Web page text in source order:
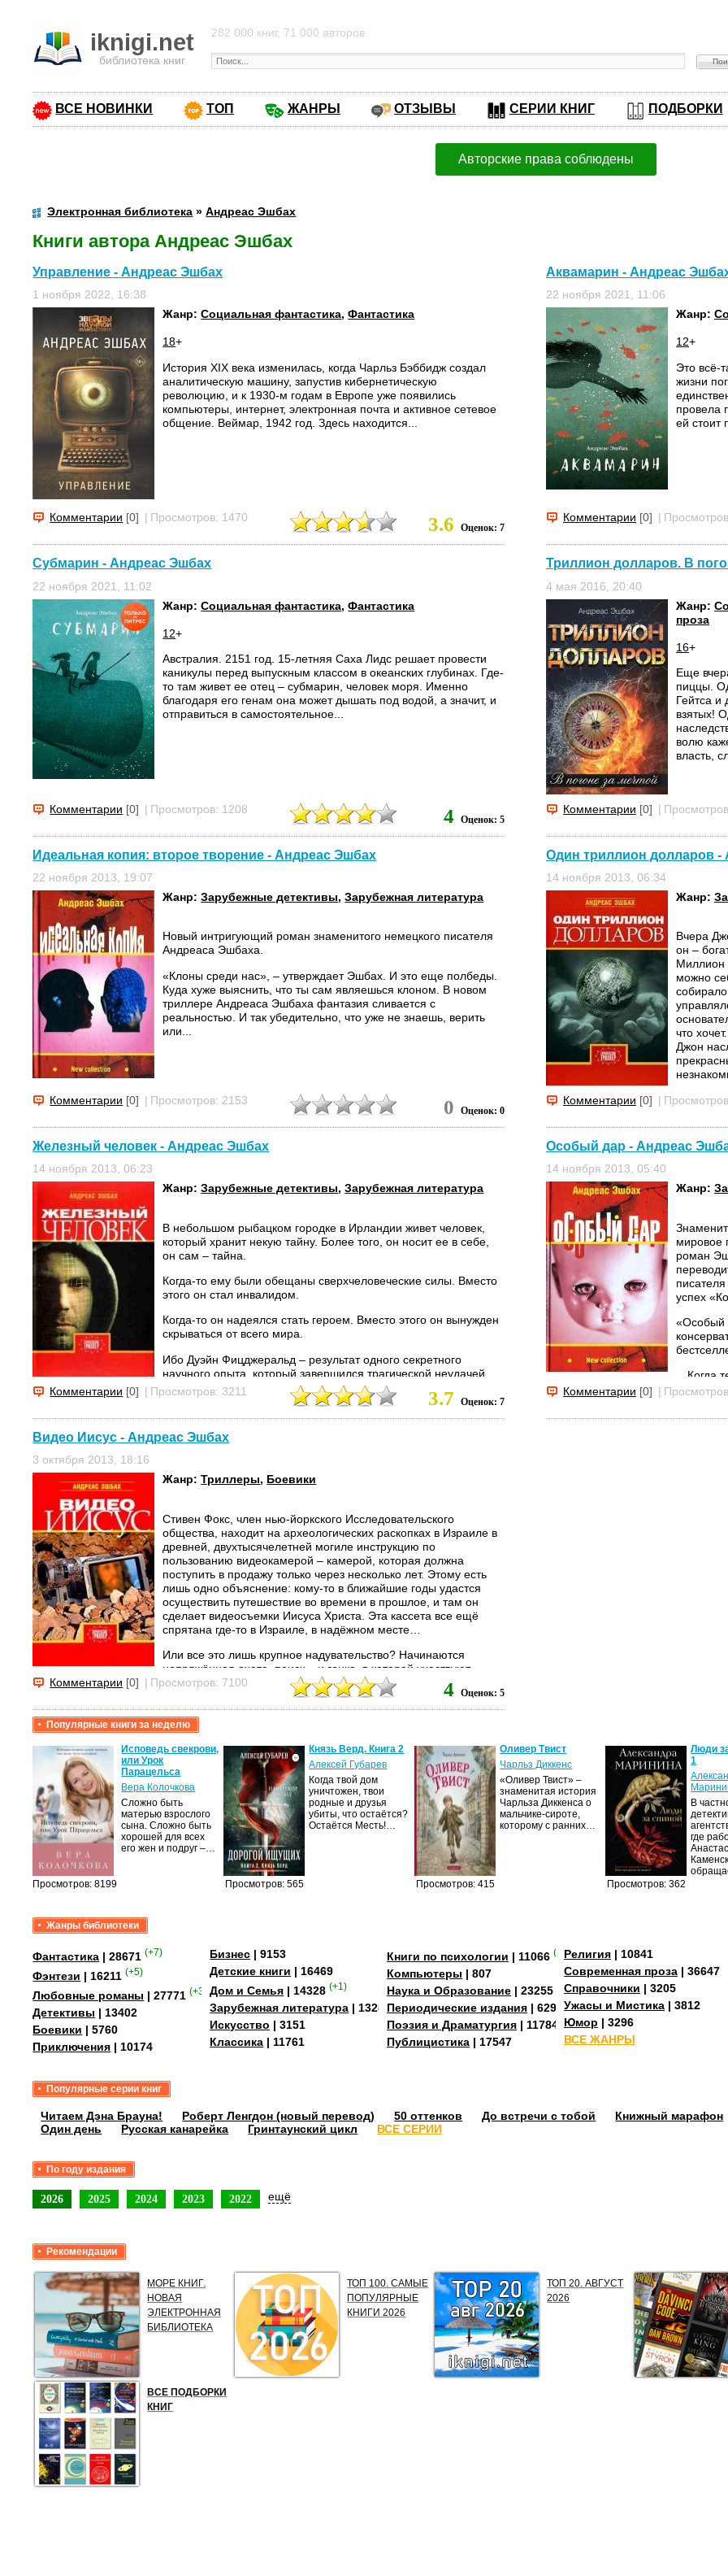
iknigi.net
библиотека книг
282 000 книг, 71 000 авторов
ВСЕ НОВИНКИ ТОП ЖАНРЫ ОТЗЫВЫ СЕРИИ КНИГ ПОДБОРКИ
Авторские права соблюдены
Электронная библиотека »Андреас Эшбах
Книги автора Андреас Эшбах
Управление - Андреас Эшбах
1 ноября 2022, 16:38
Жанр:Социальная фантастика,Фантастика
18+
История XIX века изменилась, когда Чарльз Бэббидж создал
аналитическую машину, запустив кибернетическую
революцию, и к 1930-м годам в Европе уже появились
компьютеры, интернет, электронная почта и активное сетевое
общение. Веймар, 1942 год. Здесь находится...
Комментарии [0] | Просмотров: 1470 3.6 Оценок: 7
Аквамарин - Андреас
22 ноября 2021, 11:06
Жанр:
12+
Это всё-
жизни
провела
ей стоит
Комментарии [0] |
Субмарин - Андреас Эшбах
22 ноября 2021, 11:02
Жанр:Социальная фантастика,Фантастика
12+
Австралия. 2151 год. 15-летняя Саха Лидс решает провести
каникулы перед выпускным классом в океанских глубинах. Где-
то там живет ее отец – субмарин, человек моря. Именно
благодаря его генам она может дышать под водой, а значит, и
отправиться в самостоятельное...
Комментарии [0] | Просмотров: 1208 4 Оценок: 5
Триллион долларов. В
4 мая 2016, 20:40
Жанр:
проза
16+
Еще
пиццы.
Гейтса и
взятых!
волю
власть,
Комментарии [0] |
Идеальная копия: второе творение - Андреас Эшбах
22 ноября 2013, 19:07
Жанр:Зарубежные детективы,Зарубежная литература
Новый интригующий роман знаменитого немецкого писателя
Андреаса Эшбаха.
«Клоны среди нас», – утверждает Эшбах. И это еще полбеды.
Куда хуже выяснить, что ты сам являешься клоном. В новом
триллере Андреаса Эшбаха фантазия сливается с
реальностью. И так убедительно, что уже не знаешь, верить
или...
Комментарии [0] | Просмотров: 2153 0 Оценок: 0
Один триллион долларов -
14 ноября 2013, 06:34
Жанр:
Вчера
он –
Миллион
можно
что
Джон
Комментарии [0] |
Железный человек - Андреас Эшбах
14 ноября 2013, 06:23
Жанр:Зарубежные детективы,Зарубежная литература
В небольшом рыбацком городке в Ирландии живет человек,
который хранит некую тайну. Более того, он носит ее в себе,
он сам – тайна.
Когда-то ему были обещаны сверхчеловеческие силы. Вместо
этого он стал инвалидом.
Когда-то он надеялся стать героем. Вместо этого он вынужден
скрываться от всего мира.
Ибо Дуэйн Фицджеральд – результат одного секретного
научного опыта, который завершился трагической неудачей.
Теперь Дуэйн имеет право провести остаток жизни там, где
захочет, но с условием хранить молчание.
вышел на его...
Комментарии [0] | Просмотров: 3211 3.7 Оценок: 7
Особый дар - Андреас
14 ноября 2013, 05:40
Жанр:
мировое
роман
успех
«Особый
…Когда
живешь в
самой
Комментарии [0] |
Видео Иисус - Андреас Эшбах
3 октября 2013, 18:16
Жанр:Триллеры, Боевики
Стивен Фокc, член нью-йоркского Исследовательского
общества, находит на археологических раскопках в Израиле в
древней, двухтысячелетней могиле инструкцию по
пользованию видеокамерой – камерой, которая должна
поступить в продажу только через несколько лет. Этому есть
лишь одно объяснение: кому-то в ближайшие годы удастся
осуществить путешествие во времени в прошлое, и там он
сделает видеосъемки Иисуса Христа. Эта кассета все ещё
спрятана где-то в Израиле, в надёжном месте…
Или все это лишь крупное надувательство? Начинаются
напряжённая охота, поиск – и гонка, в которой участвуют
археологи, Ватикан, секретные службы и один из
могущественных медиаконцернов мира. Гонка с
ошеломительными поворотами, с тридцатью промежуточными
финишами и финалом, какого никто не...
Комментарии [0] | Просмотров: 7100 4 Оценок: 5
Популярные книги за неделю
Просмотров: 8199
Исповедь свекрови,
или Урок
Парацельса
Вера Колочкова
Сложно быть
матерью взрослого
сына. Сложно быть
хорошей для всех
его жен и подруг –…
Просмотров: 565
Князь Верд. Книга 2
Алексей Губарев
Когда твой дом
уничтожен, твои
родные и друзья
убиты, что остаётся?
Остаётся Месть!…
Просмотров: 415
Оливер Твист
Чарльз Диккенс
«Оливер Твист» –
знаменитая история
Чарльза Диккенса о
мальчике-сироте,
которому с ранних…
Просмотров: 362
Люди
1
В
где
Жанры библиотеки
Фантастика | 28671 (+7)
Фэнтези | 16211 (+5)
Любовные романы | 27771 (+35)
Детективы | 13402
Боевики | 5760
Приключения | 10174
Бизнес | 9153
Детские книги | 16469
Дом и Семья | 14328 (+1)
Зарубежная литература | 13288
Искусство | 3151
Классика | 11761
Книги по психологии | 11066 (+3)
Компьютеры | 807
Наука и Образование | 23255
Периодические издания | 629
Поэзия и Драматургия | 11784
Публицистика | 17547
Религия | 10841
Современная проза | 36647
Справочники | 3205
Ужасы и Мистика | 3812
Юмор | 3296
ВСЕ ЖАНРЫ
Популярные серии книг
Читаем Дэна Брауна! Роберт Ленгдон (новый перевод) 50 оттенков До встречи с тобой
Книжный марафон
Один день
Русская канарейка Гринтаунский цикл ВСЕ СЕРИИ
По году издания
2026 2025 2024 2023 2022 ещё
Рекомендации
МОРЕ КНИГ.
НОВАЯ
ЭЛЕКТРОННАЯ
БИБЛИОТЕКА
ТОП 100. САМЫЕ
ПОПУЛЯРНЫЕ
КНИГИ 2026
ТОП 20. АВГУСТ
2026
ВСЕ ПОДБОРКИ
КНИГ